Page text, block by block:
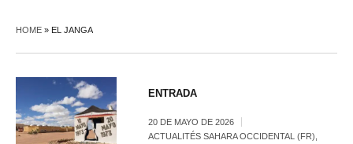
HOME » EL JANGA
ENTRADA
20 DE MAYO DE 2026
ACTUALITÉS SAHARA OCCIDENTAL (FR)